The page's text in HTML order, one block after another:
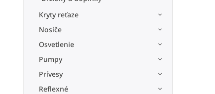
Kryty reťaze
Nosiče
Osvetlenie
Pumpy
Prívesy
Reflexné